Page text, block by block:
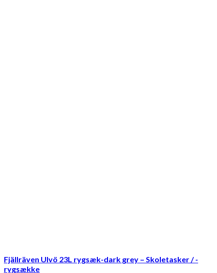
Fjällräven Ulvö 23L rygsæk-dark grey – Skoletasker / -
rygsække